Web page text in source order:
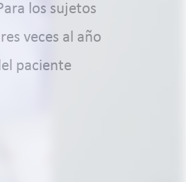
los sujetos
veces al año
paciente